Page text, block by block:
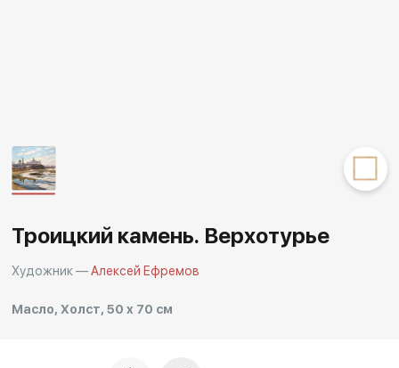
Другие проекты
Троицкий камень. Верхотурье
Художник —Алексей Ефремов
Масло, Холст, 50 x 70 см